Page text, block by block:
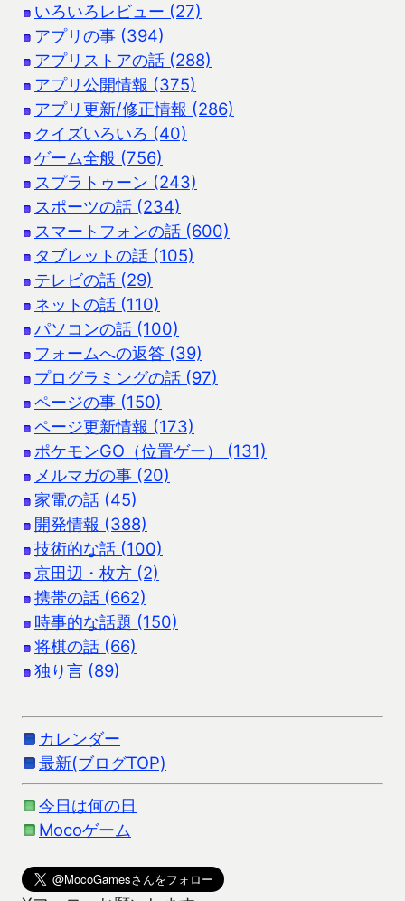
いろいろレビュー (27)
アプリの事 (394)
アプリストアの話 (288)
アプリ公開情報 (375)
アプリ更新/修正情報 (286)
クイズいろいろ (40)
ゲーム全般 (756)
スプラトゥーン (243)
スポーツの話 (234)
スマートフォンの話 (600)
タブレットの話 (105)
テレビの話 (29)
ネットの話 (110)
パソコンの話 (100)
フォームへの返答 (39)
プログラミングの話 (97)
ページの事 (150)
ページ更新情報 (173)
ポケモンGO（位置ゲー） (131)
メルマガの事 (20)
家電の話 (45)
開発情報 (388)
技術的な話 (100)
京田辺・枚方 (2)
携帯の話 (662)
時事的な話題 (150)
将棋の話 (66)
独り言 (89)
カレンダー
最新(ブログTOP)
今日は何の日
Mocoゲーム